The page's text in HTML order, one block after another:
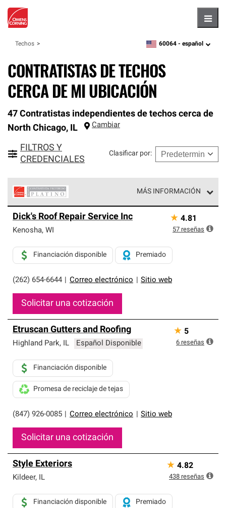
Techos zipcode,language
60064 - español
CONTRATISTAS DE TECHOS
CERCA DE MI UBICACIÓN
47 Contratistas independientes de techos cerca de
North Chicago, IL Cambiar
FILTROS Y
CREDENCIALES
Clasificar por:
MÁS INFORMACIÓN
Corning constituyen el nivel superior de nuestra red
exclusiva y cumplen con estándares estrictos de
Solo ellos pueden ofrecer nuestra mejor garantía de
sistemas de techos.
Dick's Roof Repair Service Inc
Kenosha, WI
(262) 654-6644 Correo electrónico Sitio web
Financiación disponible Premiado
Solicitar una cotización
★ 4.81
57 reseñas
Etruscan Gutters and Roofing
Highland Park, IL Español Disponible
(847) 926-0085 Correo electrónico Sitio web
Financiación disponible
Promesa de reciclaje de tejas
Solicitar una cotización
★ 5
6 reseñas
Style Exteriors
Kildeer, IL
Financiación disponible Premiado
★ 4.82
438 reseñas